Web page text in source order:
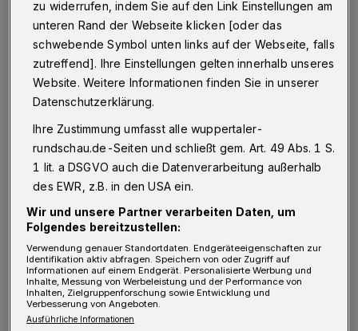
rief die Polizei. Als die Beamten eintrafen,
flüchteten die Täter — wobei einer der beiden
seine Schuhe verlor. Kurze Zeit später nahm
ihn die Polizei fest. Der 22-jährige saß ohne
Schuhe an einer Bushaltestelle …
Die Ermittlungen zu seinem Komplizen dauern
an.
zu widerrufen, indem Sie auf den Link Einstellungen am
unteren Rand der Webseite klicken [oder das
schwebende Symbol unten links auf der Webseite, falls
zutreffend]. Ihre Einstellungen gelten innerhalb unseres
Website. Weitere Informationen finden Sie in unserer
Datenschutzerklärung.
Ihre Zustimmung umfasst alle wuppertaler-
rundschau.de-Seiten und schließt gem. Art. 49 Abs. 1 S.
1 lit. a DSGVO auch die Datenverarbeitung außerhalb
des EWR, z.B. in den USA ein.
Wir und unsere Partner verarbeiten Daten, um
Folgendes bereitzustellen:
Verwendung genauer Standortdaten. Endgeräteeigenschaften zur
Identifikation aktiv abfragen. Speichern von oder Zugriff auf
Informationen auf einem Endgerät. Personalisierte Werbung und
Inhalte, Messung von Werbeleistung und der Performance von
Inhalten, Zielgruppenforschung sowie Entwicklung und
Verbesserung von Angeboten.
Ausführliche Informationen